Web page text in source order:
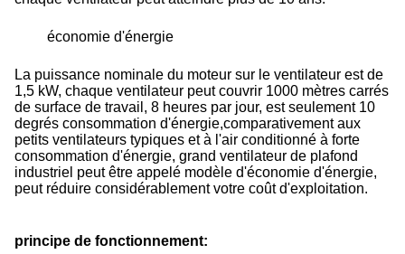
économie d'énergie
La puissance nominale du moteur sur le ventilateur est de
1,5 kW, chaque ventilateur peut couvrir 1000 mètres carrés
de surface de travail, 8 heures par jour, est seulement 10
degrés consommation d'énergie,comparativement aux
petits ventilateurs typiques et à l'air conditionné à forte
consommation d'énergie, grand ventilateur de plafond
industriel peut être appelé modèle d'économie d'énergie,
peut réduire considérablement votre coût d'exploitation.
principe de fonctionnement: